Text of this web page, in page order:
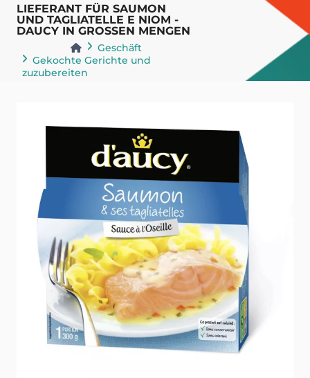
LIEFERANT FÜR SAUMON
UND TAGLIATELLE E NIOM -
DAUCY IN GROSSEN MENGEN
Geschäft
Gekochte Gerichte und
zuzubereiten